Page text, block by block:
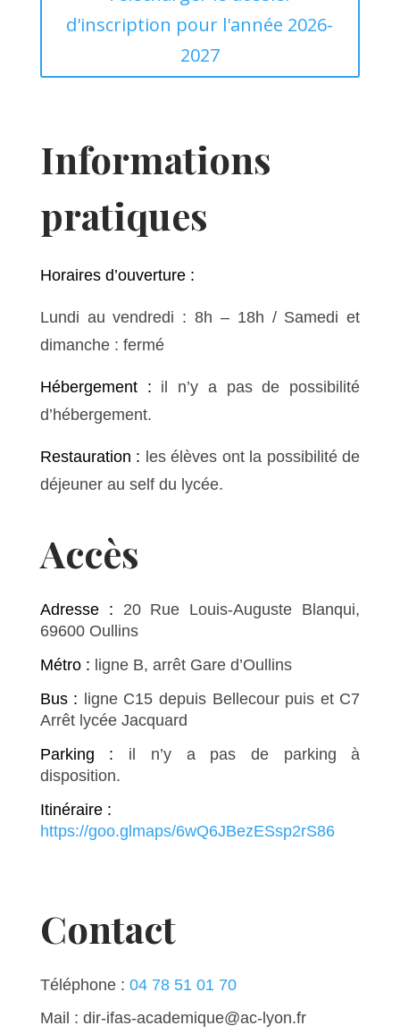
d'inscription pour l'année 2026-
2027
Informations
pratiques
Horaires d’ouverture :
Lundi au vendredi : 8h – 18h / Samedi et
dimanche : fermé
Hébergement : il n’y a pas de possibilité
d’hébergement.
Restauration : les élèves ont la possibilité de
déjeuner au self du lycée.
Accès
Adresse :
20 Rue Louis-Auguste Blanqui,
69600 Oullins
Métro : ligne B, arrêt Gare d’Oullins
Bus :
ligne C15 depuis Bellecour puis et C7
Arrêt lycée Jacquard
Parking : il n’y a pas de parking à
disposition.
Itinéraire :
https://goo.glmaps/6wQ6JBezESsp2rS86
Contact
Téléphone : 04 78 51 01 70
Mail : dir-ifas-academique@ac-lyon.fr